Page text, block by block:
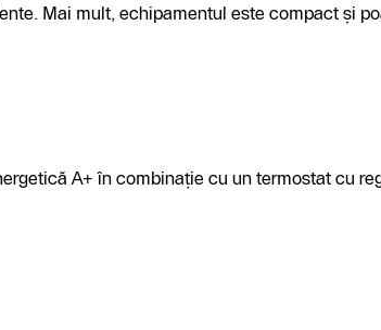
Mai mult, echipamentul este compact şi
A+ în combinație cu un termostat cu